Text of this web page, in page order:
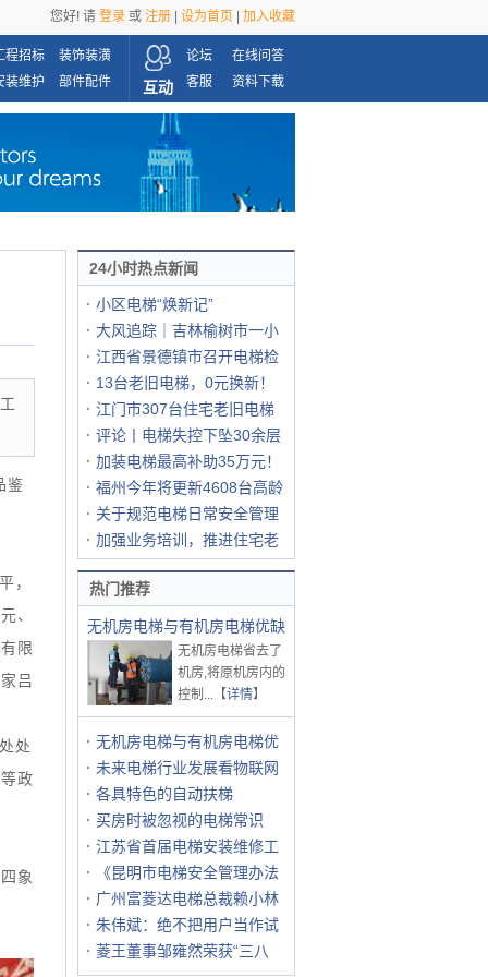
您好! 请 登录 或 注册 设为首页 加入收藏
程招标
装饰装潢
装维护
部件配件 互动
论坛
在线问答
客服
资料下载
鉴
，
、
限
吕
处
政
象
24小时热点新闻
小区电梯“焕新记”
大风追踪｜吉林榆树市一小
江西省景德镇市召开电梯检
13台老旧电梯，0元换新！
江门市307台住宅老旧电梯
评论丨电梯失控下坠30余层
加装电梯最高补助35万元！
福州今年将更新4608台高龄
关于规范电梯日常安全管理
加强业务培训，推进住宅老
热门推荐
无机房电梯与有机房电梯优缺
无机房电梯省去了
机房,将原机房内的
控制...【详情】
无机房电梯与有机房电梯优
未来电梯行业发展看物联网
各具特色的自动扶梯
买房时被忽视的电梯常识
江苏省首届电梯安装维修工
《昆明市电梯安全管理办法
广州富菱达电梯总裁赖小林
朱伟斌：绝不把用户当作试
菱王董事邹雍然荣获“三八